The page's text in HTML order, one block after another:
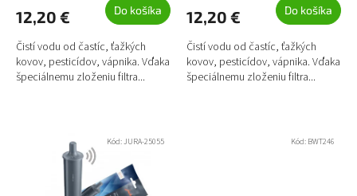
v
12,20 € Do košíka
Čistí vodu od častíc, ťažkých
kovov, pesticídov, vápnika. Vďaka
špeciálnemu zloženiu filtra...
12,20 € Do košíka
Čistí vodu od častíc, ťažkých
kovov, pesticídov, vápnika. Vďaka
špeciálnemu zloženiu filtra...
Kód:JURA-25055 Kód: BWT246